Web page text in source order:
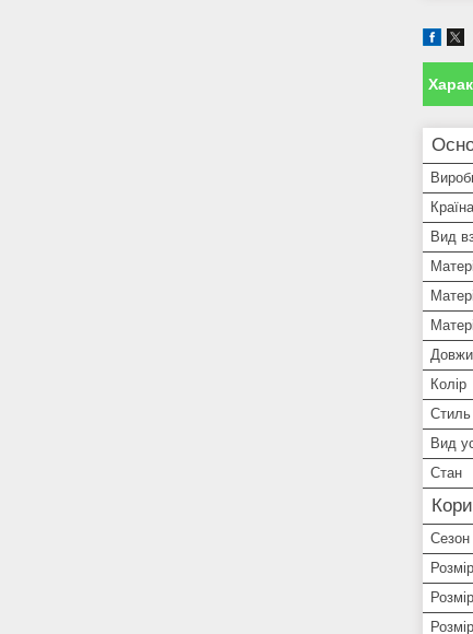
Вид
Колір
Стиль
Вид
Стан
Сезон